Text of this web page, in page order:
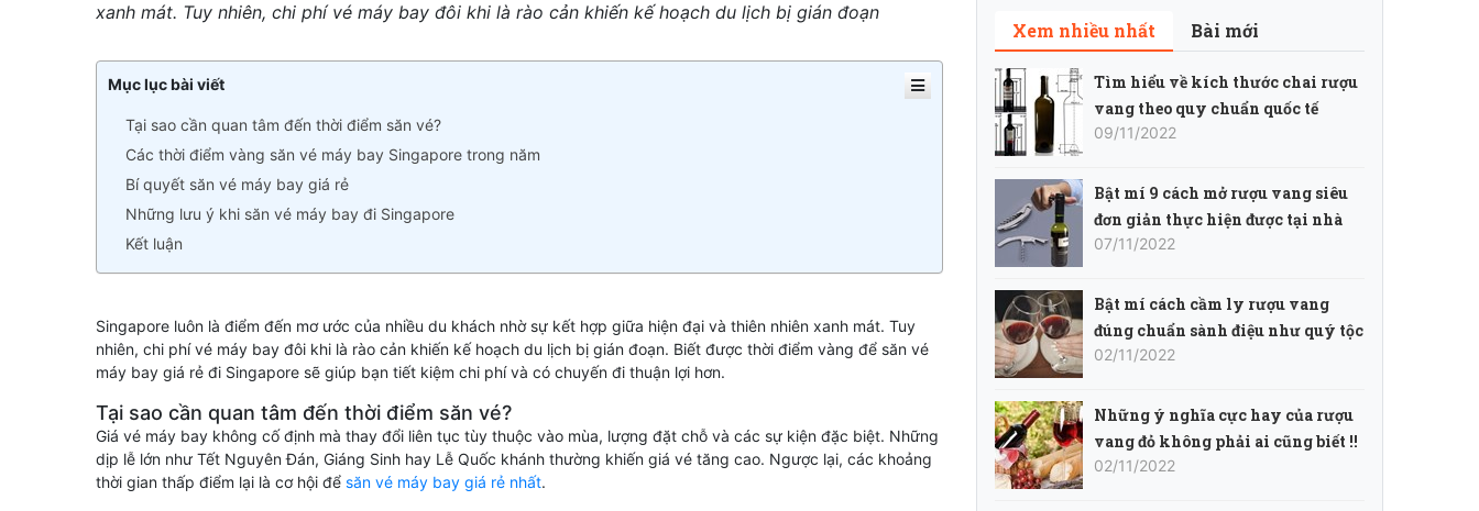
xanh mát. Tuy nhiên, chi phí vé máy bay đôi khi là rào cản khiến kế hoạch du lịch bị gián đoạn
Mục lục bài viết
Tại sao cần quan tâm đến thời điểm săn vé?
Các thời điểm vàng săn vé máy bay Singapore trong năm
Bí quyết săn vé máy bay giá rẻ
Những lưu ý khi săn vé máy bay đi Singapore
Kết luận
Singapore luôn là điểm đến mơ ước của nhiều du khách nhờ sự kết hợp giữa hiện đại và thiên nhiên xanh mát. Tuy
nhiên, chi phí vé máy bay đôi khi là rào cản khiến kế hoạch du lịch bị gián đoạn. Biết được thời điểm vàng để săn vé
máy bay giá rẻ đi Singapore sẽ giúp bạn tiết kiệm chi phí và có chuyến đi thuận lợi hơn.
Tại sao cần quan tâm đến thời điểm săn vé?
Giá vé máy bay không cố định mà thay đổi liên tục tùy thuộc vào mùa, lượng đặt chỗ và các sự kiện đặc biệt. Những
dịp lễ lớn như Tết Nguyên Đán, Giáng Sinh hay Lễ Quốc khánh thường khiến giá vé tăng cao. Ngược lại, các khoảng
thời gian thấp điểm lại là cơ hội để săn vé máy bay giá rẻ nhất.
Xem nhiều nhất Bài mới
Tìm hiểu về kích thước chai rượu
vang theo quy chuẩn quốc tế
09/11/2022
Bật mí 9 cách mở rượu vang siêu
đơn giản thực hiện được tại nhà
07/11/2022
Bật mí cách cầm ly rượu vang
đúng chuẩn sành điệu như quý tộc
02/11/2022
Những ý nghĩa cực hay của rượu
vang đỏ không phải ai cũng biết !!
02/11/2022